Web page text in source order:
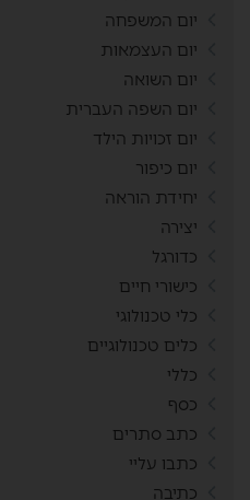
יום המשפחה
יום העצמאות
יום השואה
יום השפה העברית
יום זכויות הילד
יום כיפור
יחידת הוראה
יצירה
כדורגל
כישורי חיים
כלי טכנולוגי
כלים טכנולוגיים
כללי
כסף
כתב סתרים
כתבו עליי
כתיבה